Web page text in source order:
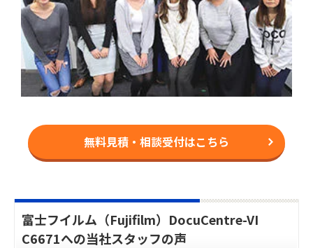
無料見積・相談受付はこちら
富士フイルム（Fujifilm）DocuCentre-VI
C6671への当社スタッフの声